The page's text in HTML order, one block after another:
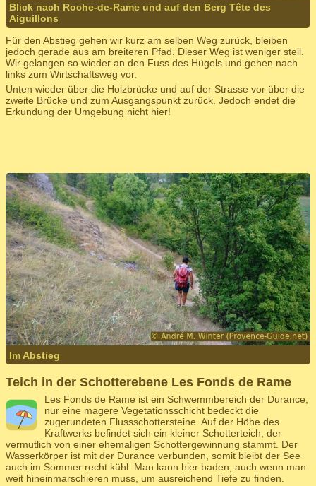
Blick nach Roche-de-Rame und auf den Berg Tête des
Aiguillons
Für den Abstieg gehen wir kurz am selben Weg zurück, bleiben
jedoch gerade aus am breiteren Pfad. Dieser Weg ist weniger steil.
Wir gelangen so wieder an den Fuss des Hügels und gehen nach
links zum Wirtschaftsweg vor.
Unten wieder über die Holzbrücke und auf der Strasse vor über die
zweite Brücke und zum Ausgangspunkt zurück. Jedoch endet die
Erkundung der Umgebung nicht hier!
Im Abstieg
Teich in der Schotterebene Les Fonds de Rame
Les Fonds de Rame ist ein Schwemmbereich der Durance,
nur eine magere Vegetationsschicht bedeckt die
zugerundeten Flussschottersteine. Auf der Höhe des
Kraftwerks befindet sich ein kleiner Schotterteich, der
vermutlich von einer ehemaligen Schottergewinnung stammt. Der
Wasserkörper ist mit der Durance verbunden, somit bleibt der See
auch im Sommer recht kühl. Man kann hier baden, auch wenn man
weit hineinmarschieren muss, um ausreichend Tiefe zu finden.